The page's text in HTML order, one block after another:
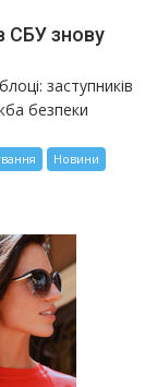
СБУ знову
заступників
безпеки
Новини